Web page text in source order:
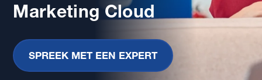
Marketing Cloud
SPREEK MET EEN EXPERT